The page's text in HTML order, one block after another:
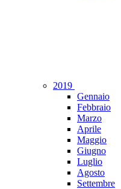
2019
Gennaio
Febbraio
Marzo
Aprile
Maggio
Giugno
Luglio
Agosto
Settembre